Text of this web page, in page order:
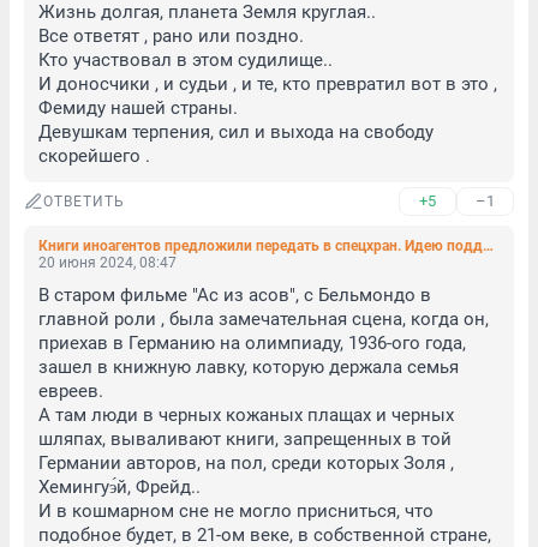
Жизнь долгая, планета Земля круглая..
Все ответят , рано или поздно.
Кто участвовал в этом судилище..
И доносчики , и судьи , и те, кто превратил вот в это ,
Фемиду нашей страны.
Девушкам терпения, сил и выхода на свободу
скорейшего .
ОТВЕТИТЬ +5 –1
Книги иноагентов предложили передать в спецхран. Идею поддержал комитет Госдумы по культуре
20 июня 2024, 08:47
В старом фильме "Ас из асов", с Бельмондо в
главной роли , была замечательная сцена, когда он,
приехав в Германию на олимпиаду, 1936-ого года,
зашел в книжную лавку, которую держала семья
евреев.
А там люди в черных кожаных плащах и черных
шляпах, вываливают книги, запрещенных в той
Германии авторов, на пол, среди которых Золя ,
Хемингуэ́й, Фрейд..
И в кошмарном сне не могло присниться, что
подобное будет, в 21-ом веке, в собственной стране,